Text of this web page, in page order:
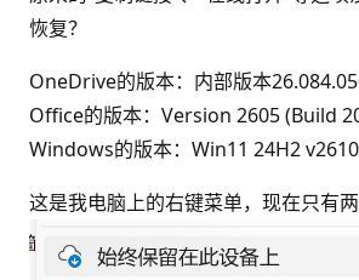
恢复？
OneDrive的版本：内部版本
Office的版本：Version 2605 (Build
Windows的版本：Win11 24H2
这是我电脑上的右键菜单，现在只有两